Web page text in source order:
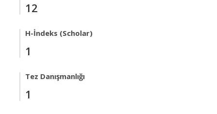
12
H-İndeks (Scholar)
1
Tez Danışmanlığı
1